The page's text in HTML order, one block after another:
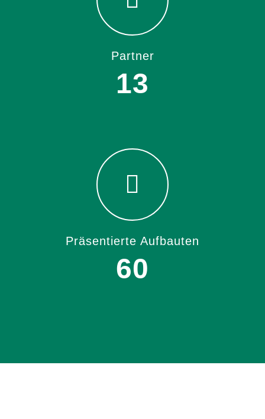
Partner
13
Präsentierte Aufbauten
60